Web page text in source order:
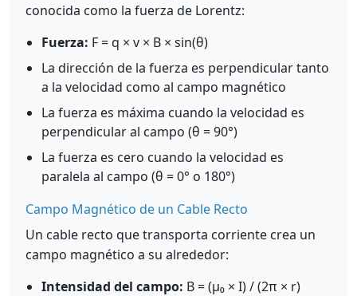
conocida como la fuerza de Lorentz:
Fuerza: F = q × v × B × sin(θ)
La dirección de la fuerza es perpendicular tanto
a la velocidad como al campo magnético
La fuerza es máxima cuando la velocidad es
perpendicular al campo (θ = 90°)
La fuerza es cero cuando la velocidad es
paralela al campo (θ = 0° o 180°)
Campo Magnético de un Cable Recto
Un cable recto que transporta corriente crea un
campo magnético a su alrededor:
Intensidad del campo: B = (μ₀ × I) / (2π × r)